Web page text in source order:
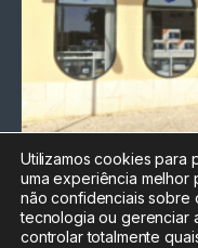
Utilizamos cookies para
uma experiência melhor
não confidenciais sobre
tecnologia ou gerenciar
controlar totalmente